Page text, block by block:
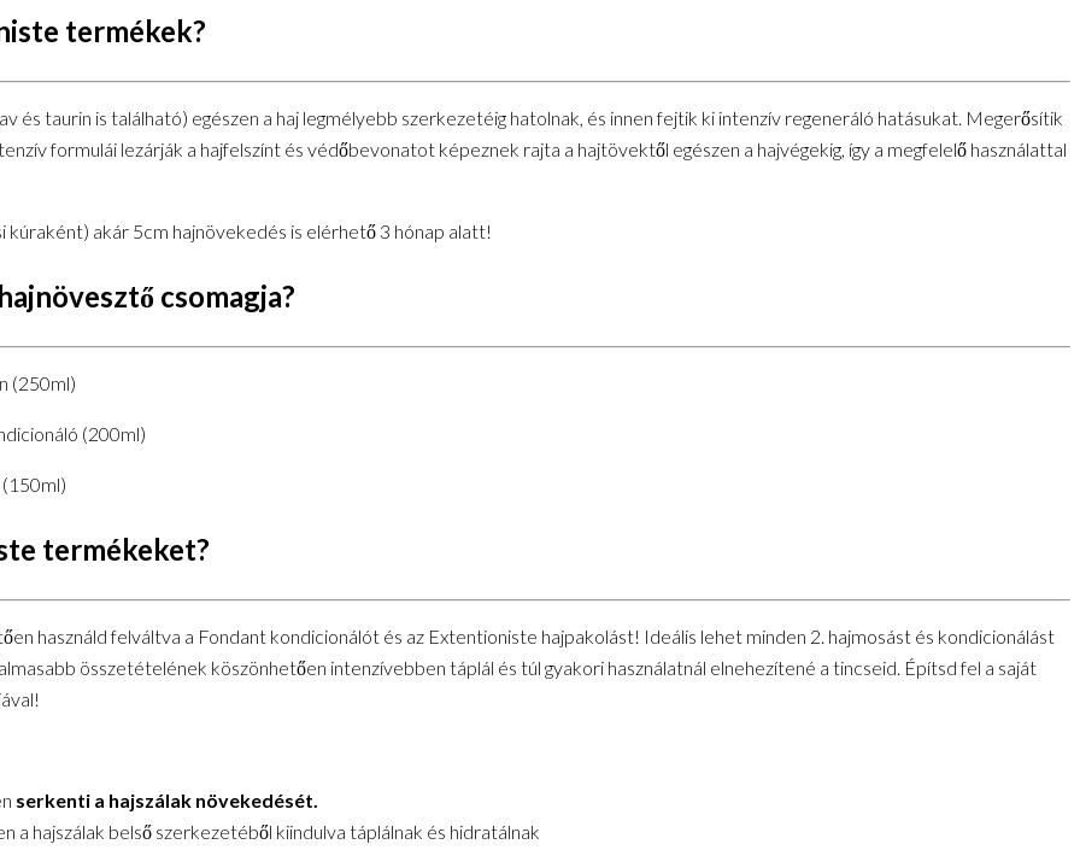
termékek?
és taurin is található) egészen a haj legmélyebb szerkezetéig hatolnak, és innen fejtik ki intenzív regeneráló hatásukat. Megerősítik
formulái lezárják a hajfelszínt és védőbevonatot képeznek rajta a hajtövektől egészen a hajvégekig, így a megfelelő használattal
akár 5cm hajnövekedés is elérhető 3 hónap alatt!
csomagja?
(250ml)
(200ml)
termékeket?
használd felváltva a Fondant kondicionálót és az Extentioniste hajpakolást! Ideális lehet minden 2. hajmosást és kondicionálást
összetételének köszönhetően intenzívebben táplál és túl gyakori használatnál elnehezítené a tincseid. Építsd fel a saját
serkenti a hajszálak növekedését.
a hajszálak belső szerkezetéből kiindulva táplálnak és hidratálnak